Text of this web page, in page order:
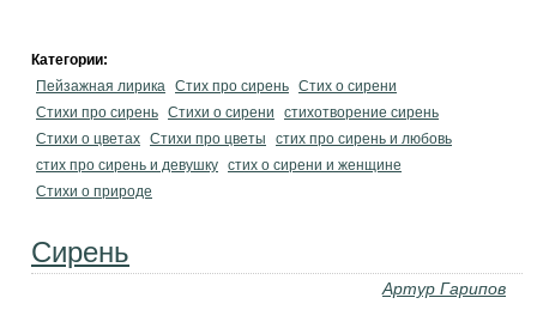
Категории:
Пейзажная лирика Стих про сирень Стих о сирени
Стихи про сирень Стихи о сирени
стихотворение сирень
Стихи о цветах Стихи про цветы
стих про сирень и любовь
стих про сирень и девушку стих о сирени и женщине
Стихи о природе
Сирень
Артур Гарипов